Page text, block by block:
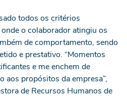
todos os critérios
o colaborador atingiu os
de comportamento, sendo
e prestativo. “Momentos
e me enchem de
aos propósitos da empresa”,
de Recursos Humanos de